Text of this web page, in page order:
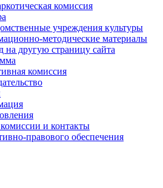
комиссия
учреждения культуры
методические материалы
на другую страницу сайта
комиссия
и контакты
правового обеспечения